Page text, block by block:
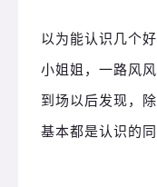
以为能认识几个
小姐姐，一路风
到场以后发现，
基本都是认识的同